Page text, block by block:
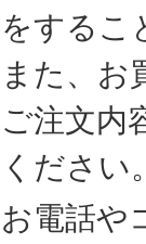
をするこ
また、お
ご注文内
ください
お電話や